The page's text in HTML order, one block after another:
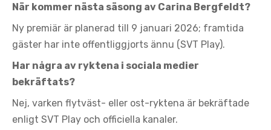
När kommer nästa säsong av Carina Bergfeldt?
Ny premiär är planerad till 9 januari 2026; framtida
gäster har inte offentliggjorts ännu (SVT Play).
Har några av ryktena i sociala medier
bekräftats?
Nej, varken flytväst- eller ost-ryktena är bekräftade
enligt SVT Play och officiella kanaler.